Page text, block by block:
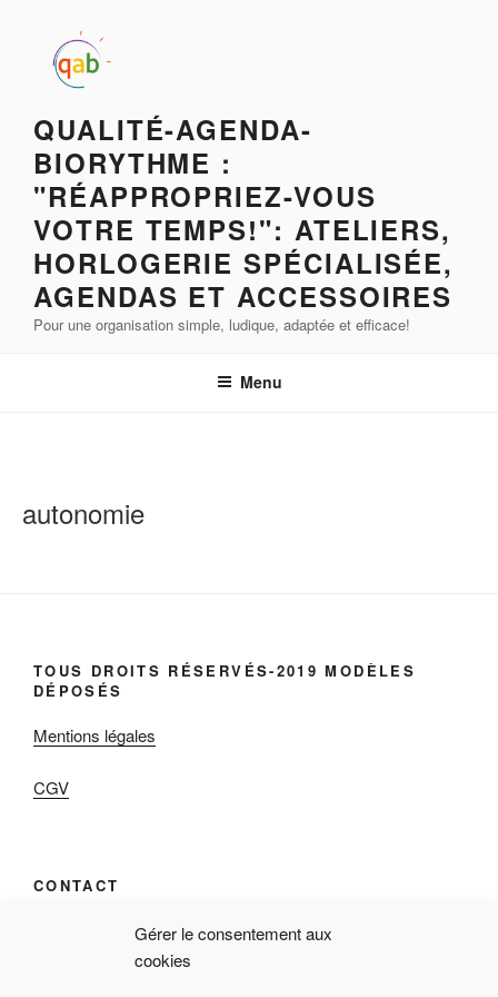
Gérer le consentement aux
cookies
QUALITÉ-AGENDA-
BIORYTHME :
"RÉAPPROPRIEZ-VOUS
VOTRE TEMPS!": ATELIERS,
HORLOGERIE SPÉCIALISÉE,
AGENDAS ET ACCESSOIRES
Pour une organisation simple, ludique, adaptée et efficace!
Menu
autonomie
TOUS DROITS RÉSERVÉS-2019 MODÈLES
DÉPOSÉS
Mentions légales
CGV
CONTACT
qab « Réappropriez-vous votre temps! »